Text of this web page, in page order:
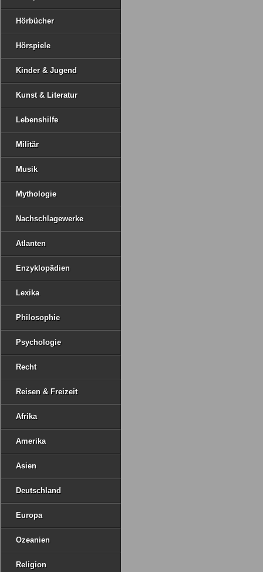
Hörbücher
Hörspiele
Kinder & Jugend
Kunst & Literatur
Lebenshilfe
Militär
Musik
Mythologie
Nachschlagewerke
Atlanten
Enzyklopädien
Lexika
Philosophie
Psychologie
Recht
Reisen & Freizeit
Afrika
Amerika
Asien
Deutschland
Europa
Ozeanien
Religion